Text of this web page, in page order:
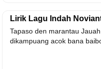
Lirik Lagu Indah
Tapaso den marantau
dikampuang acok bana